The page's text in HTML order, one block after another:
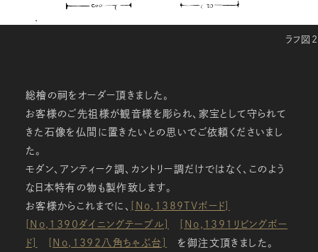
ラフ図2
総檜の祠をオーダー頂きました。
お客様のご先祖様が観音様を彫られ、家宝として守られて
きた石像を仏間に置きたいとの思いでご依頼くださいまし
た。
モダン、アンティーク調、カントリー調だけではなく、このよう
な日本特有の物も製作致します。
お客様からこれまでに、 [No,1389TVボード]
[No,1390ダイニングテーブル] [No,1391リビングボー
ド] [No,1392八角ちゃぶ台] を御注文頂きました。